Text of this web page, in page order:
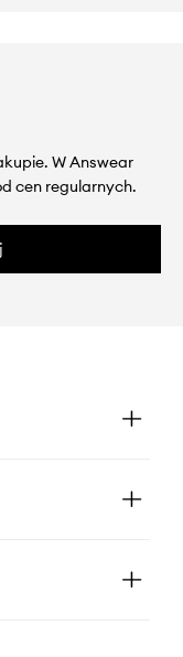
W Answear
cen regularnych.